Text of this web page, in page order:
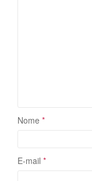
Nome *
E-mail *